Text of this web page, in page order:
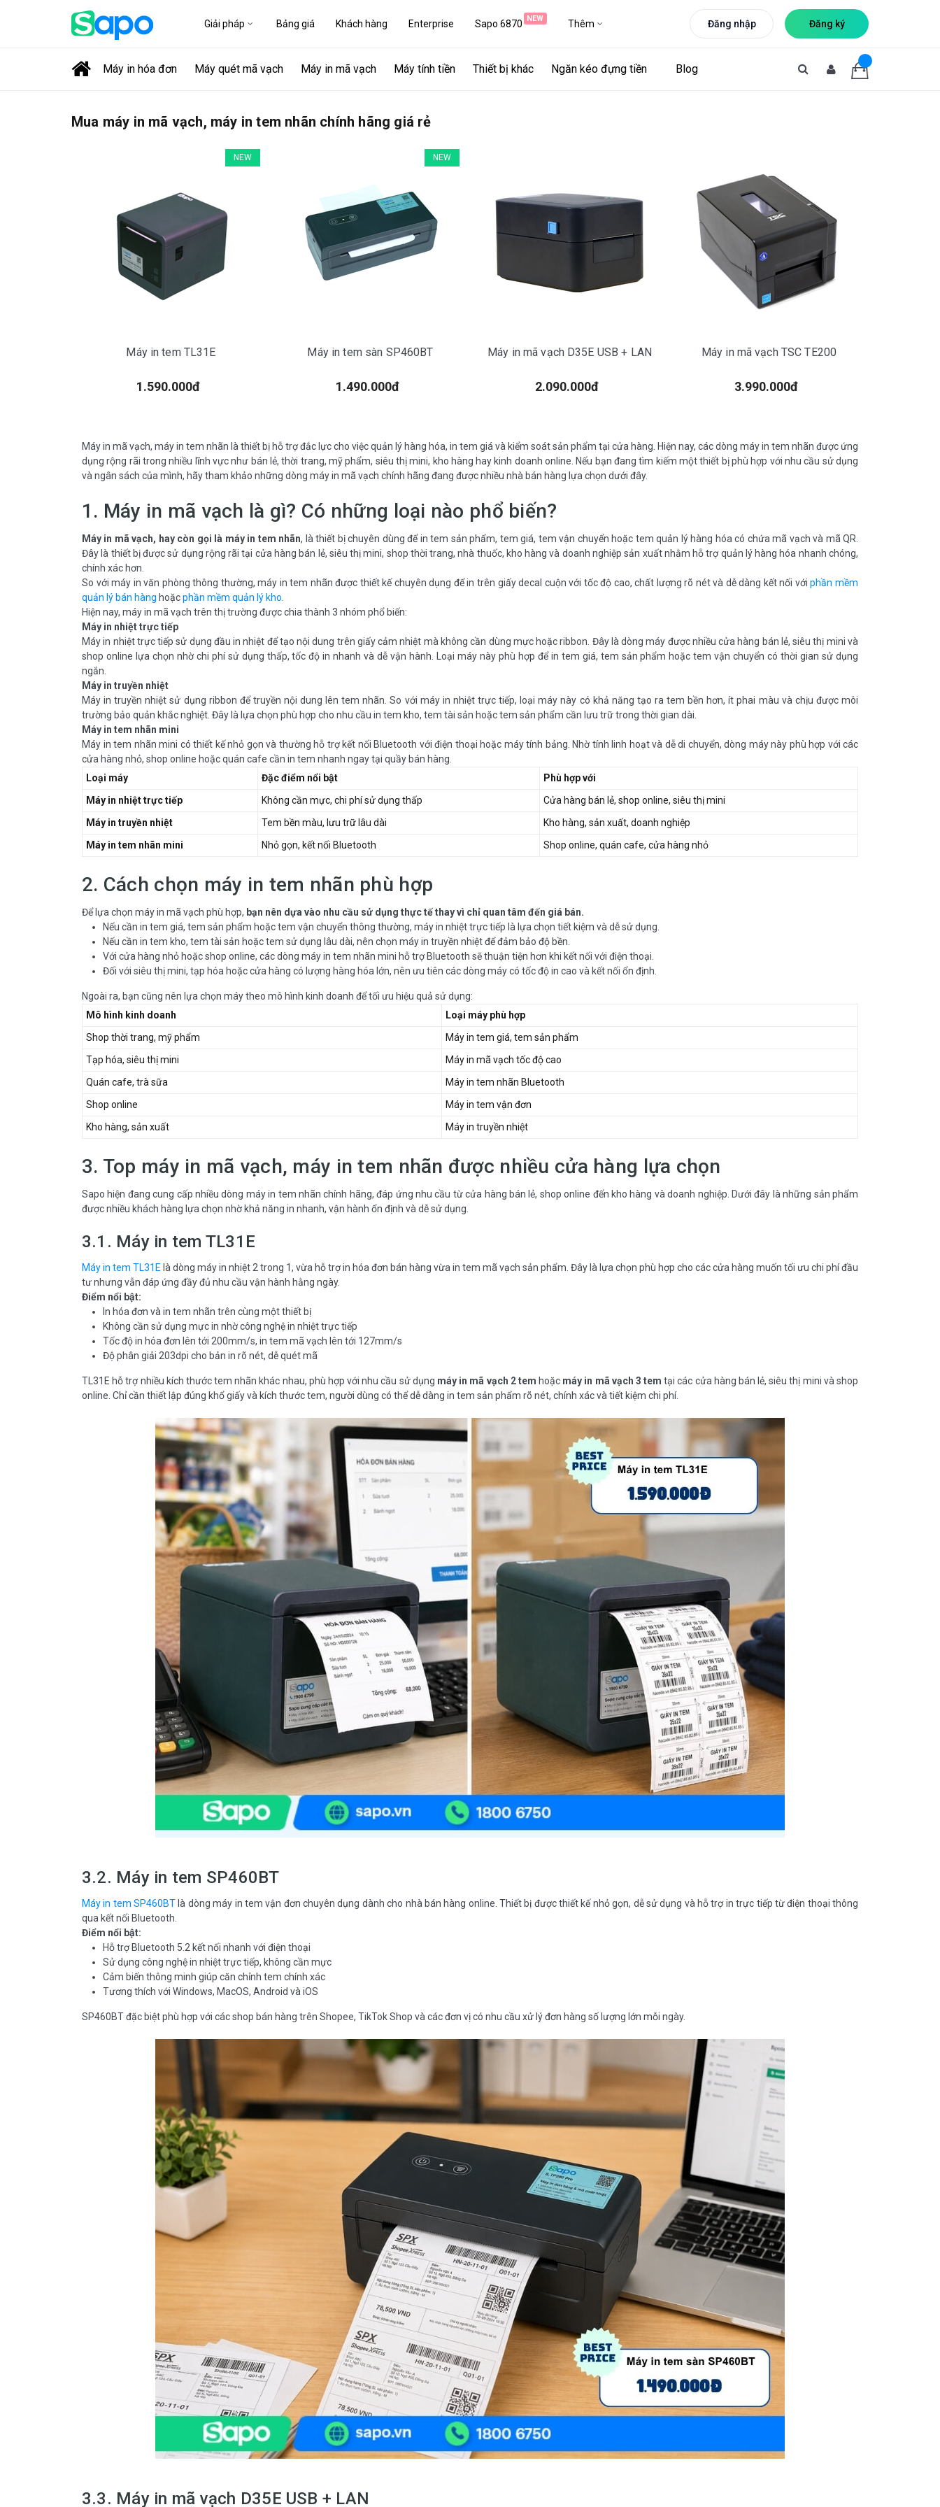
Đăng nhập Đăng ký
Giải pháp Bảng giá Khách hàng Enterprise Sapo 6870 NEW Thêm
Máy in hóa đơn Máy quét mã vạch Máy in mã vạch Máy tính tiền Thiết bị khác Ngăn kéo đựng tiền Blog
Mua máy in mã vạch, máy in tem nhãn chính hãng giá rẻ
NEW
Máy in tem TL31E
1.590.000đ
NEW
Máy in tem sàn SP460BT
1.490.000đ
Máy in mã vạch D35E USB + LAN
2.090.000đ
Máy in mã vạch TSC TE200
3.990.000đ
Máy in mã vạch, máy in tem nhãn là thiết bị hỗ trợ đắc lực cho việc quản lý hàng hóa, in tem giá và kiểm soát sản phẩm tại cửa hàng. Hiện nay, các dòng máy in tem nhãn được ứng
dụng rộng rãi trong nhiều lĩnh vực như bán lẻ, thời trang, mỹ phẩm, siêu thị mini, kho hàng hay kinh doanh online. Nếu bạn đang tìm kiếm một thiết bị phù hợp với nhu cầu sử dụng
và ngân sách của mình, hãy tham khảo những dòng máy in mã vạch chính hãng đang được nhiều nhà bán hàng lựa chọn dưới đây.
1. Máy in mã vạch là gì? Có những loại nào phổ biến?
Máy in mã vạch, hay còn gọi là máy in tem nhãn, là thiết bị chuyên dùng để in tem sản phẩm, tem giá, tem vận chuyển hoặc tem quản lý hàng hóa có chứa mã vạch và mã QR.
Đây là thiết bị được sử dụng rộng rãi tại cửa hàng bán lẻ, siêu thị mini, shop thời trang, nhà thuốc, kho hàng và doanh nghiệp sản xuất nhằm hỗ trợ quản lý hàng hóa nhanh chóng,
chính xác hơn.
So với máy in văn phòng thông thường, máy in tem nhãn được thiết kế chuyên dụng để in trên giấy decal cuộn với tốc độ cao, chất lượng rõ nét và dễ dàng kết nối vớiphần mềm
quản lý bán hàng hoặcphần mềm quản lý kho
Hiện nay, máy in mã vạch trên thị trường được chia thành 3 nhóm phổ biến:
Máy in nhiệt trực tiếp
Máy in nhiệt trực tiếp sử dụng đầu in nhiệt để tạo nội dung trên giấy cảm nhiệt mà không cần dùng mực hoặc ribbon. Đây là dòng máy được nhiều cửa hàng bán lẻ, siêu thị mini và
shop online lựa chọn nhờ chi phí sử dụng thấp, tốc độ in nhanh và dễ vận hành. Loại máy này phù hợp để in tem giá, tem sản phẩm hoặc tem vận chuyển có thời gian sử dụng
ngắn.
Máy in truyền nhiệt
Máy in truyền nhiệt sử dụng ribbon để truyền nội dung lên tem nhãn. So với máy in nhiệt trực tiếp, loại máy này có khả năng tạo ra tem bền hơn, ít phai màu và chịu được môi
trường bảo quản khắc nghiệt. Đây là lựa chọn phù hợp cho nhu cầu in tem kho, tem tài sản hoặc tem sản phẩm cần lưu trữ trong thời gian dài.
Máy in tem nhãn mini
Máy in tem nhãn mini có thiết kế nhỏ gọn và thường hỗ trợ kết nối Bluetooth với điện thoại hoặc máy tính bảng. Nhờ tính linh hoạt và dễ di chuyển, dòng máy này phù hợp với các
cửa hàng nhỏ, shop online hoặc quán cafe cần in tem nhanh ngay tại quầy bán hàng.
Loại máy
Đặc điểm nổi bật
Phù hợp với
Máy in nhiệt trực tiếp
Không cần mực, chi phí sử dụng thấp
Cửa hàng bán lẻ, shop online, siêu thị mini
Máy in truyền nhiệt
Tem bền màu, lưu trữ lâu dài
Kho hàng, sản xuất, doanh nghiệp
Máy in tem nhãn mini
Nhỏ gọn, kết nối Bluetooth Shop online, quán cafe, cửa hàng nhỏ
2. Cách chọn máy in tem nhãn phù hợp
Để lựa chọn máy in mã vạch phù hợp, bạn nên dựa vào nhu cầu sử dụng thực tế thay vì chỉ quan tâm đến giá bán.
Nếu cần in tem giá, tem sản phẩm hoặc tem vận chuyển thông thường, máy in nhiệt trực tiếp là lựa chọn tiết kiệm và dễ sử dụng.
Nếu cần in tem kho, tem tài sản hoặc tem sử dụng lâu dài, nên chọn máy in truyền nhiệt để đảm bảo độ bền.
Với cửa hàng nhỏ hoặc shop online, các dòng máy in tem nhãn mini hỗ trợ Bluetooth sẽ thuận tiện hơn khi kết nối với điện thoại.
Đối với siêu thị mini, tạp hóa hoặc cửa hàng có lượng hàng hóa lớn, nên ưu tiên các dòng máy có tốc độ in cao và kết nối ổn định.
Ngoài ra, bạn cũng nên lựa chọn máy theo mô hình kinh doanh để tối ưu hiệu quả sử dụng:
Mô hình kinh doanh
Loại máy phù hợp
Shop thời trang, mỹ phẩm
Máy in tem giá, tem sản phẩm
Tạp hóa, siêu thị mini
Máy in mã vạch tốc độ cao
Quán cafe, trà sữa
Máy in tem nhãn Bluetooth
Shop online
Máy in tem vận đơn
Kho hàng, sản xuất
Máy in truyền nhiệt
3. Top máy in mã vạch, máy in tem nhãn được nhiều cửa hàng lựa chọn
Sapo hiện đang cung cấp nhiều dòng máy in tem nhãn chính hãng, đáp ứng nhu cầu từ cửa hàng bán lẻ, shop online đến kho hàng và doanh nghiệp. Dưới đây là những sản phẩm
được nhiều khách hàng lựa chọn nhờ khả năng in nhanh, vận hành ổn định và dễ sử dụng.
3.1. Máy in tem TL31E
Máy in tem TL31E là dòng máy in nhiệt 2 trong 1, vừa hỗ trợ in hóa đơn bán hàng vừa in tem mã vạch sản phẩm. Đây là lựa chọn phù hợp cho các cửa hàng muốn tối ưu chi phí đầu
tư nhưng vẫn đáp ứng đầy đủ nhu cầu vận hành hằng ngày.
Điểm nổi bật:
In hóa đơn và in tem nhãn trên cùng một thiết bị
Không cần sử dụng mực in nhờ công nghệ in nhiệt trực tiếp
Tốc độ in hóa đơn lên tới 200mm/s, in tem mã vạch lên tới 127mm/s
Độ phân giải 203dpi cho bản in rõ nét, dễ quét mã
TL31E hỗ trợ nhiều kích thước tem nhãn khác nhau, phù hợp với nhu cầu sử dụng máy in mã vạch 2 tem hoặc máy in mã vạch 3 tem tại các cửa hàng bán lẻ, siêu thị mini và shop
online. Chỉ cần thiết lập đúng khổ giấy và kích thước tem, người dùng có thể dễ dàng in tem sản phẩm rõ nét, chính xác và tiết kiệm chi phí.
3.2. Máy in tem SP460BT
Máy in tem SP460BT là dòng máy in tem vận đơn chuyên dụng dành cho nhà bán hàng online. Thiết bị được thiết kế nhỏ gọn, dễ sử dụng và hỗ trợ in trực tiếp từ điện thoại thông
qua kết nối Bluetooth.
Điểm nổi bật:
Hỗ trợ Bluetooth 5.2 kết nối nhanh với điện thoại
Sử dụng công nghệ in nhiệt trực tiếp, không cần mực
Cảm biến thông minh giúp căn chỉnh tem chính xác
Tương thích với Windows, MacOS, Android và iOS
SP460BT đặc biệt phù hợp với các shop bán hàng trên Shopee, TikTok Shop và các đơn vị có nhu cầu xử lý đơn hàng số lượng lớn mỗi ngày.
3.3. Máy in mã vạch D35E USB + LAN